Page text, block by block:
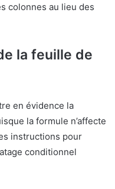
colonnes au lieu des
la feuille de
en évidence la
la formule n’affecte
instructions pour
conditionnel